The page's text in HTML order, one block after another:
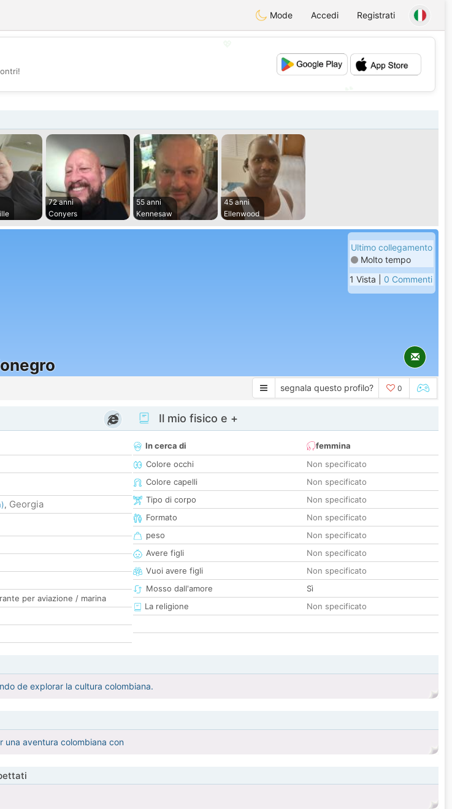
Mode Accedi Registrati
💕
72 anni
Conyers
55 anni
Kennesaw
45 anni
Ellenwood
Ultimo collegamento
Molto tempo
1 Vista | 0 Commenti
segnala questo profilo? 0
, Georgia
per aviazione / marina
Il mio fisico e +
In cerca di
femmina
Colore occhi
Non specificato
Colore capelli
Non specificato
Tipo di corpo
Non specificato
Formato
Non specificato
peso
Non specificato
Avere figli
Non specificato
Vuoi avere figli
Non specificato
Mosso dall'amore
Sì
La religione
Non specificato
de explorar la cultura colombiana.
una aventura colombiana con